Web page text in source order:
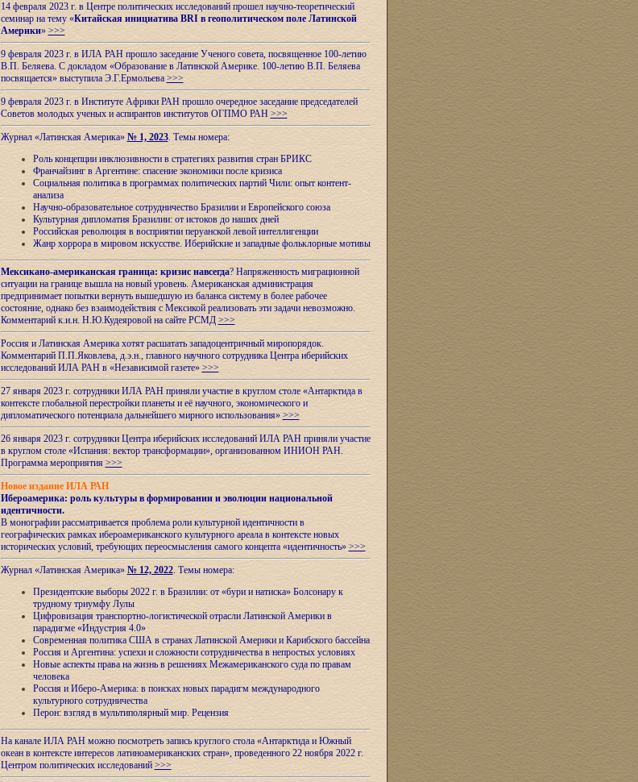
14 февраля 2023 г. в Центре политических исследований прошел научно-теоретический
семинар на тему «Китайская инициатива BRI в геополитическом поле Латинской
Америки» >>>
9 февраля 2023 г. в ИЛА РАН прошло заседание Ученого совета, посвященное 100-летию
В.П. Беляева. С докладом «Образование в Латинской Америке. 100-летию В.П. Беляева
посвящается» выступила Э.Г.Ермольева >>>
9 февраля 2023 г. в Институте Африки РАН прошло очередное заседание председателей
Советов молодых ученых и аспирантов институтов ОГПМО РАН >>>
Журнал «Латинская Америка» № 1, 2023. Темы номера:
Роль концепции инклюзивности в стратегиях развития стран БРИКС
Франчайзинг в Аргентине: спасение экономики после кризиса
Социальная политика в программах политических партий Чили: опыт контент-
анализа
Научно-образовательное сотрудничество Бразилии и Европейского союза
Культурная дипломатия Бразилии: от истоков до наших дней
Российская революция в восприятии перуанской левой интеллигенции
Жанр хоррора в мировом искусстве. Иберийские и западные фольклорные мотивы
Мексикано-американская граница: кризис навсегда? Напряженность миграционной
ситуации на границе вышла на новый уровень. Американская администрация
предпринимает попытки вернуть вышедшую из баланса систему в более рабочее
состояние, однако без взаимодействия с Мексикой реализовать эти задачи невозможно.
Комментарий к.и.н. Н.Ю.Кудеяровой на сайте РСМД >>>
Россия и Латинская Америка хотят расшатать западоцентричный миропорядок.
Комментарий П.П.Яковлева, д.э.н., главного научного сотрудника Центра иберийских
исследований ИЛА РАН в «Независимой газете» >>>
27 января 2023 г. сотрудники ИЛА РАН приняли участие в круглом столе «Антарктида в
контексте глобальной перестройки планеты и её научного, экономического и
дипломатического потенциала дальнейшего мирного использования» >>>
26 января 2023 г. сотрудники Центра иберийских исследований ИЛА РАН приняли участие
в круглом столе «Испания: вектор трансформации», организованном ИНИОН РАН.
Программа мероприятия>>>
Новое издание ИЛА РАН
Ибероамерика: роль культуры в формировании и эволюции национальной
идентичности.
В монографии рассматривается проблема роли культурной идентичности в
географических рамках ибероамериканского культурного ареала в контексте новых
исторических условий, требующих переосмысления самого концепта «идентичность» >>>
Журнал «Латинская Америка» № 12, 2022. Темы номера:
Президентские выборы 2022 г. в Бразилии: от «бури и натиска» Болсонару к
трудному триумфу Лулы
Цифровизация транспортно-логистической отрасли Латинской Америки в
парадигме «Индустрия 4.0»
Современная политика США в странах Латинской Америки и Карибского бассейна
Россия и Аргентина: успехи и сложности сотрудничества в непростых условиях
Новые аспекты права на жизнь в решениях Межамериканского суда по правам
человека
Россия и Иберо-Америка: в поисках новых парадигм международного
культурного сотрудничества
Перон: взгляд в мультиполярный мир. Рецензия
На канале ИЛА РАН можно посмотреть запись круглого стола «Антарктида и Южный
океан в контексте интересов латиноамериканских стран», проведенного 22 ноября 2022 г.
Центром политических исследований >>>